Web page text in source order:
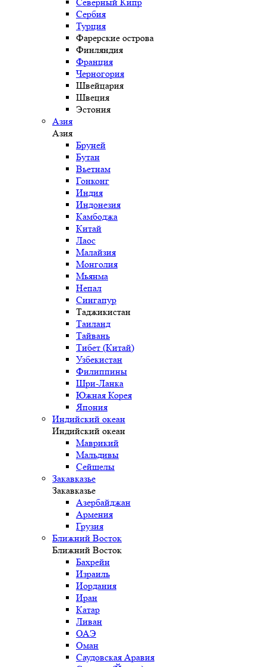
Сербия
Турция
Фарерские острова
Финляндия
Франция
Черногория
Швейцария
Швеция
Эстония
Азия
Азия
Бруней
Бутан
Вьетнам
Гонконг
Индия
Индонезия
Камбоджа
Китай
Лаос
Малайзия
Монголия
Мьянма
Непал
Сингапур
Таджикистан
Таиланд
Тайвань
Тибет (Китай)
Узбекистан
Филиппины
Шри-Ланка
Южная Корея
Япония
Индийский океан
Индийский океан
Маврикий
Мальдивы
Сейшелы
Закавказье
Закавказье
Азербайджан
Армения
Грузия
Ближний Восток
Ближний Восток
Бахрейн
Израиль
Иордания
Иран
Катар
Ливан
ОАЭ
Оман
Саудовская Аравия